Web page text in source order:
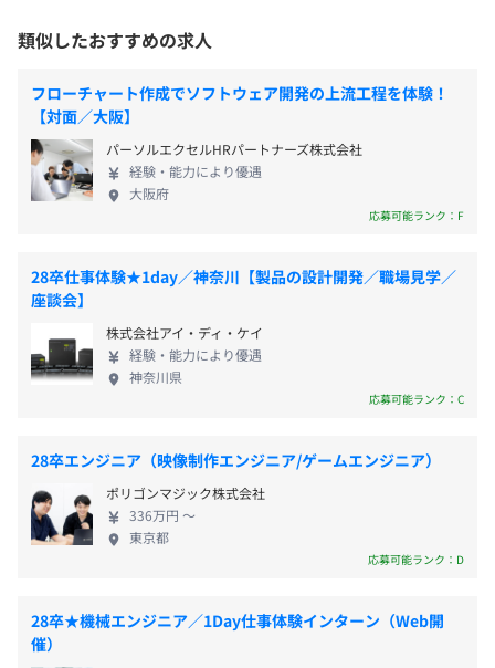
・新入社員研修
入社後はビジネスマナーや社会人の心得について学ぶ機会
があります。（社内／社外研修）
・各種技術セミナー受講補助
デュプロ精工では製品の開発をする際、仕様の検討から始
まり、設計、テストまで同じ担当者が行うことができるの
製品一つ一つに思い入れを持っている人が多いのも、どこ
か楽しみながら開発に取り組めているからだと思います。
・健康保険
・厚生年金保険
・雇用保険
・労災保険
※雇用形態により異なります
雇用関係なし
メンター制度の有無
キャリアコンサルティング制度の有無及びその内容
半期に一度、面談あり
社内検定等の制度の有無及びその内容
開発資格検定
前年度の月平均所定外労働時間の実績
前年度の有給休暇の平均取得日数
12.5日
女性1人/1人
役員及び管理的地位にある者に占める女性の割合
役員0.0%
は、上司も部下も関係なく、みんなで意見を出し合
い、次世代機の企画を考えていきます。「これをつく
りたい！」という意志が反映されるので、お客様に
喜ばれるために「自分たちがつくりたいもの」を考
えてつくれる環境です。開発現場では、市場調査・企
画・開発・設計・製造までをプロジェクト単位で進
めていくので、フラットに話し合えるよう役職制度
日は定時退社なので、プライベートの時間も充実で
きます。また、2018年に企業内保育園を建ててお
り、子育てと両立したい技術者も働きやすい職場で
す。セミナー受講費や通信教育費も補助するので、
「技術力を高めていきたい！」という人には満足し
ていただけると思います。わたしたちと一緒に、世界
類似したおすすめの求人
フローチャート作成でソフトウェア開発の上流工程を体験！
【対面／大阪】
パーソルエクセルHRパートナーズ株式会社
経験・能力により優遇
大阪府
応募可能ランク：F
28卒仕事体験★1day／神奈川【製品の設計開発／職場見学／
座談会】
株式会社アイ・ディ・ケイ
経験・能力により優遇
神奈川県
応募可能ランク：C
28卒エンジニア（映像制作エンジニア/ゲームエンジニア）
ポリゴンマジック株式会社
336万円 〜
東京都
応募可能ランク：D
28卒★機械エンジニア／1Day仕事体験インターン（Web開
催）